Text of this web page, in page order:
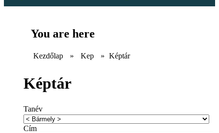
You are here
Kezdőlap » Kep » Képtár
Képtár
Tanév
Cím